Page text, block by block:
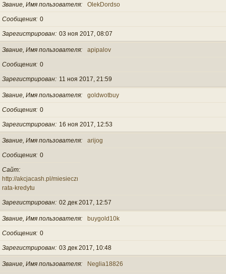
Звание, Имя пользователя OlekDordso
Сообщения 0
Зарегистрирован 03 ноя 2017, 08:07
Звание, Имя пользователя apipalov
Сообщения 0
Зарегистрирован 11 ноя 2017, 21:59
Звание, Имя пользователя goldwotbuy
Сообщения 0
Зарегистрирован 16 ноя 2017, 12:53
Звание, Имя пользователя arijog
Сообщения 0
Сайт
http://akcjacash.pl/miesieczna-
rata-kredytu
Зарегистрирован 02 дек 2017, 12:57
Звание, Имя пользователя buygold10k
Сообщения 0
Зарегистрирован 03 дек 2017, 10:48
Звание, Имя пользователя Neglia18826